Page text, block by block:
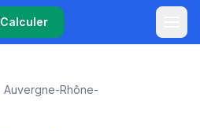
Calculer
Auvergne-Rhône-